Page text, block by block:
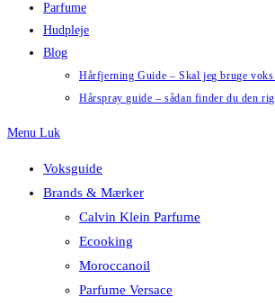
Parfume
Hudpleje
Blog
Hårfjerning Guide – Skal jeg bruge voks
Hårspray guide – sådan finder du den
Menu Luk
Voksguide
Brands & Mærker
Calvin Klein Parfume
Ecooking
Moroccanoil
Parfume Versace